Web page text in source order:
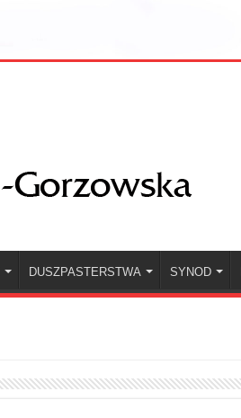
DUSZPASTERSTWA SYNOD